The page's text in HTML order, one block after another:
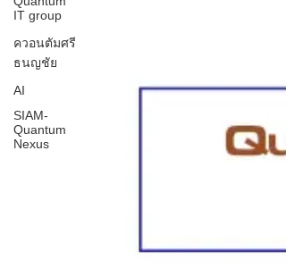
IT group
ควอนตัมศรี
ธนญชัย
AI
SIAM-
Quantum
Nexus